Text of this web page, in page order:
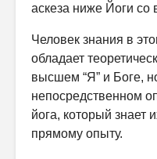
аскеза ниже Йоги со
Человек знания в
обладает
высшем “Я” и Боге,
непосредственном
йога, который знает
прямому опыту.